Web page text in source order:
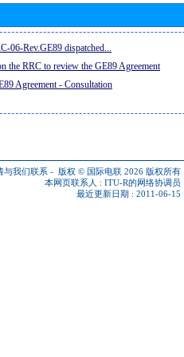
06-Rev.GE89 dispatched...
the RRC to review the GE89 Agreement
Agreement - Consultation
与我们联系 - 版权 © 国际电联 2026 版权所有
本网页联系人 : ITU-R的网络协调员
最近更新日期 : 2011-06-15